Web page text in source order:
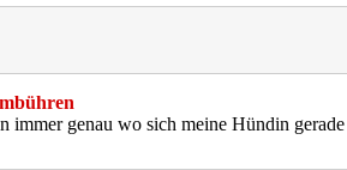
immer genau wo sich meine Hündin